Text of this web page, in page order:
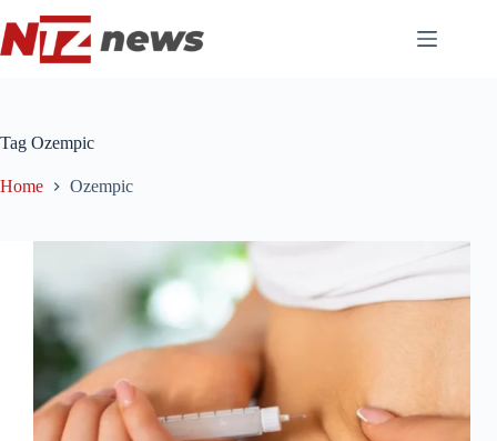
para
o
conteúdo
Tag Ozempic
Home Ozempic